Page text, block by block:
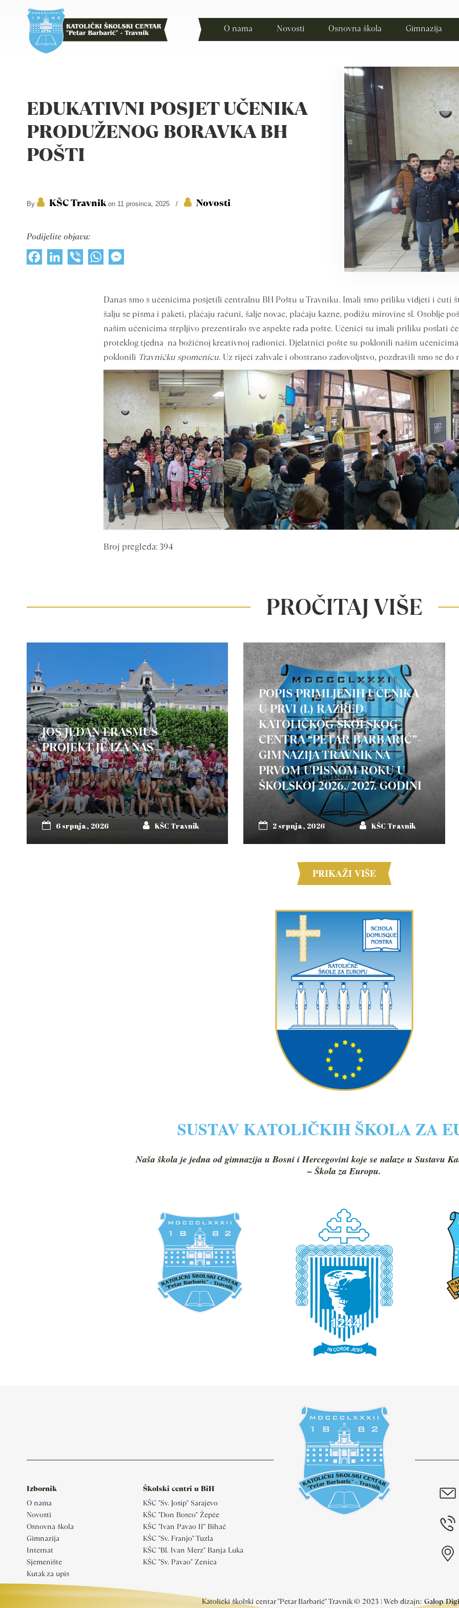
O nama Novosti Osnovna škola Gimnazija
EDUKATIVNI POSJET UČENIKA
PRODUŽENOG BORAVKA BH
POŠTI
By KŠC Travnikon 11 prosinca, 2025 / Novosti
Podijelite objavu:
FacebookLinkedInViber WhatsApp
Danas smo s učenicima posjetili centralnu BH Poštu u Travniku. Imali smo priliku vidjeti i čuti
šalju se pisma i paketi, plaćaju računi, šalje novac, plaćaju kazne, podižu mirovine sl. Osoblje
našim učenicima strpljivo prezentiralo sve aspekte rada pošte. Učenici su imali priliku poslati
proteklog tjedna na božićnoj kreativnoj radionici. Djelatnici pošte su poklonili našim
poklonili Travničku spomenicu. Uz riječi zahvale i obostrano zadovoljstvo, pozdravili smo se do
Broj pregleda: 394
PROČITAJ VIŠE
JOŠ JEDAN ERASMUS +
PROJEKT JE IZA NAS
6 srpnja, 2026 KŠC Travnik
POPIS PRIMLJENIH UČENIKA
U PRVI (I.) RAZRED
KATOLIČKOG ŠKOLSKOG
CENTRA “PETAR BARBARIĆ”-
GIMNAZIJA TRAVNIK NA
PRVOM UPISNOM ROKU U
ŠKOLSKOJ 2026./2027. GODINI
2 srpnja, 2026 KŠC Travnik
PRIKAŽI VIŠE
SUSTAV KATOLIČKIH ŠKOLA ZA
Naša škola je jedna od gimnazija u Bosni i Hercegovini koje se nalaze u Sustavu
– Škola za Europu.
Izbornik
O nama
Novosti
Osnovna škola
Gimnazija
Internat
Sjemenište
Kutak za upis
Školski centri u BiH
KŠC "Sv. Josip" Sarajevo
KŠC "Don Bosco" Žepče
KŠC "Ivan Pavao II" Bihać
KŠC "Sv. Franjo" Tuzla
KŠC "Bl. Ivan Merz" Banja Luka
KŠC "Sv. Pavao" Zenica
Katolički školski centar "Petar Barbarić" Travnik © 2023 | Web dizajn: Galop